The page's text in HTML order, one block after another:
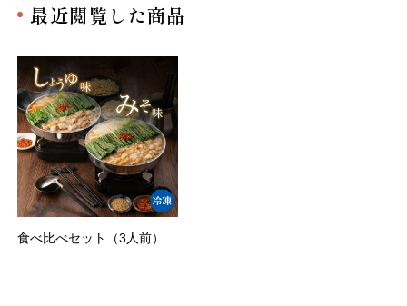
最近閲覧した商品
食べ比べセット（3人前）